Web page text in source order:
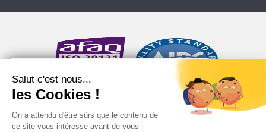
Salut c'est nous...
les Cookies !
On a attendu d'être sûrs que le contenu de
ce site vous intéresse avant de vous